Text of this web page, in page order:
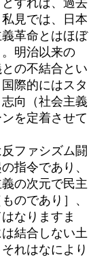
見では、日本
革命とはほぼ
明治以来の
の不結合とい
際的にはスタ
向（社会主義
を定着させて
ファシズム闘
指令であり、
の次元で民主
のであり］、
なりますま
結合しない土
れはなにより